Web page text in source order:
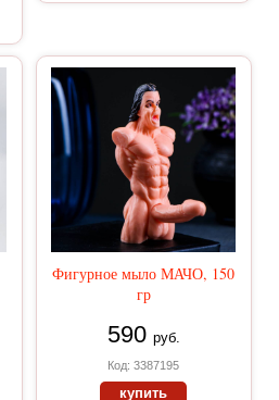
Фигурное мыло МАЧО, 150
гр
590 руб.
Код: 3387195
купить